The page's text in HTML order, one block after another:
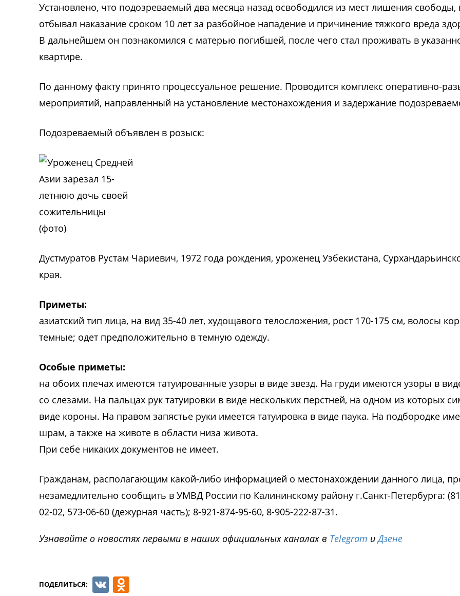
Установлено, что подозреваемый два месяца назад освободился из мест лишения свободы,
отбывал наказание сроком 10 лет за разбойное нападение и причинение тяжкого вреда
В дальнейшем он познакомился с матерью погибшей, после чего стал проживать в
квартире.
По данному факту принято процессуальное решение. Проводится комплекс оперативно-
мероприятий, направленный на установление местонахождения и задержание
Подозреваемый объявлен в розыск:
Дустмуратов Рустам Чариевич, 1972 года рождения, уроженец Узбекистана,
края.
Приметы:
азиатский тип лица, на вид 35-40 лет, худощавого телосложения, рост 170-175 см, волосы
темные; одет предположительно в темную одежду.
Особые приметы:
на обоих плечах имеются татуированные узоры в виде звезд. На груди имеются узоры в
со слезами. На пальцах рук татуировки в виде нескольких перстней, на одном из которых
виде короны. На правом запястье руки имеется татуировка в виде паука. На подбородке
шрам, а также на животе в области низа живота.
При себе никаких документов не имеет.
Гражданам, располагающим какой-либо информацией о местонахождении данного лица,
незамедлительно сообщить в УМВД России по Калининскому району г.Санкт-Петербурга:
02-02, 573-06-60 (дежурная часть); 8-921-874-95-60, 8-905-222-87-31.
Узнавайте о новостях первыми в наших официальных каналах в Telegram иДзене
ПОДЕЛИТЬСЯ: VK